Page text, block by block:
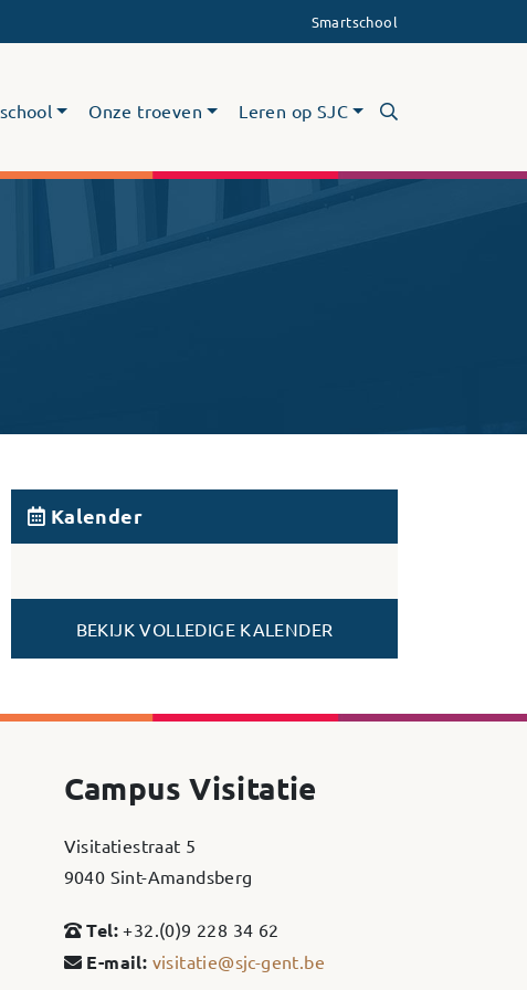
Smartschool
Onze troeven Leren op SJC
Kalender
BEKIJK VOLLEDIGE KALENDER
Campus Visitatie
Visitatiestraat 5
9040 Sint-Amandsberg
Tel:+32.(0)9 228 34 62
E-mail: visitatie@sjc-gent.be